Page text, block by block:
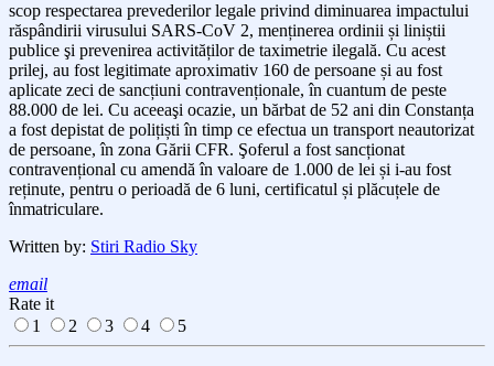
scop respectarea prevederilor legale privind diminuarea impactului
răspândirii virusului SARS-CoV 2, menținerea ordinii și liniștii
publice şi prevenirea activităților de taximetrie ilegală. Cu acest
prilej, au fost legitimate aproximativ 160 de persoane și au fost
aplicate zeci de sancțiuni contravenționale, în cuantum de peste
88.000 de lei. Cu aceeaşi ocazie, un bărbat de 52 ani din Constanța
a fost depistat de polițiști în timp ce efectua un transport neautorizat
de persoane, în zona Gării CFR. Şoferul a fost sancționat
contravențional cu amendă în valoare de 1.000 de lei și i-au fost
reținute, pentru o perioadă de 6 luni, certificatul și plăcuțele de
înmatriculare.
Written by: Stiri Radio Sky
email
Rate it
1
2 3 4 5